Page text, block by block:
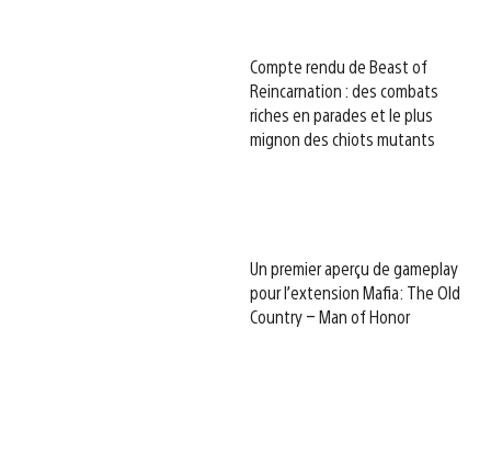
Compte rendu de Beast of
Reincarnation : des combats
riches en parades et le plus
mignon des chiots mutants
Un premier aperçu de gameplay
pour l’extension Mafia: The Old
Country – Man of Honor